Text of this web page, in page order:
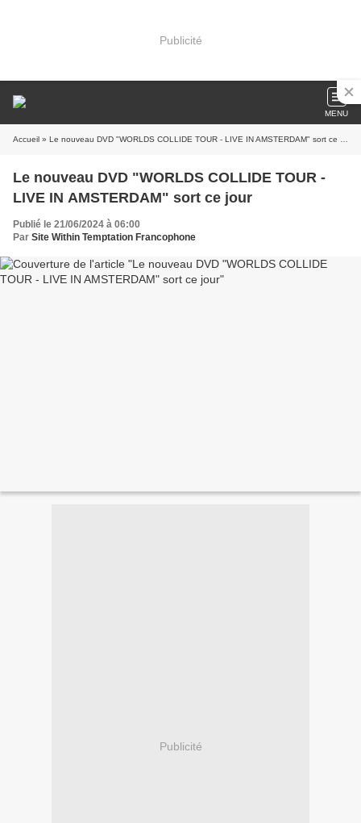
Publicité
MENU
Accueil » Le nouveau DVD "WORLDS COLLIDE TOUR - LIVE IN AMSTERDAM" sort ce jour
Le nouveau DVD "WORLDS COLLIDE TOUR -
LIVE IN AMSTERDAM" sort ce jour
Publié le 21/06/2024 à 06:00
Par Site Within Temptation Francophone
Publicité